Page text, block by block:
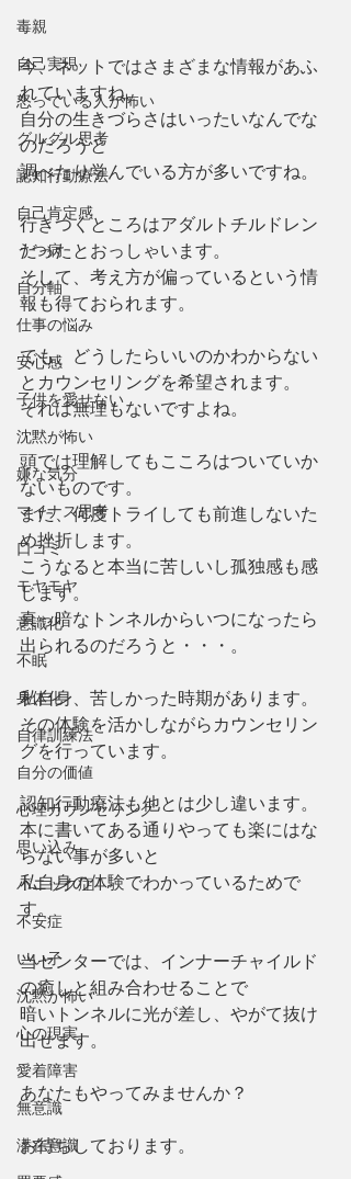
毒親
自己実現
怒っている人が怖い
グルグル思考
認知行動療法
自己肯定感
うつ病
自分軸
仕事の悩み
安心感
子供を愛せない
沈黙が怖い
嫌な気分
マイナス思考
口コミ
モヤモヤ
意識化
不眠
身体化
自律訓練法
自分の価値
心理カウンセリング
思い込み
パニック症
不安症
いい子
沈黙が怖い
心の現実
愛着障害
無意識
潜在意識
今、ネットではさまざまな情報があふ
れていますね。
自分の生きづらさはいったいなんでな
のだろうと
調べたり学んでいる方が多いですね。
行きつくところはアダルトチルドレン
だったとおっしゃいます。
そして、考え方が偏っているという情
報も得ておられます。
でも、どうしたらいいのかわからない
とカウンセリングを希望されます。
それは無理もないですよね。
頭では理解してもこころはついていか
ないものです。
また、何度トライしても前進しないた
め挫折します。
こうなると本当に苦しいし孤独感も感
じます。
真っ暗なトンネルからいつになったら
出られるのだろうと・・・。
私自身、苦しかった時期があります。
その体験を活かしながらカウンセリン
グを行っています。
認知行動療法も他とは少し違います。
本に書いてある通りやっても楽にはな
らない事が多いと
私自身の体験でわかっているためで
す。
当センターでは、インナーチャイルド
の癒しと組み合わせることで
暗いトンネルに光が差し、やがて抜け
出せます。
あなたもやってみませんか？
お待ちしております。